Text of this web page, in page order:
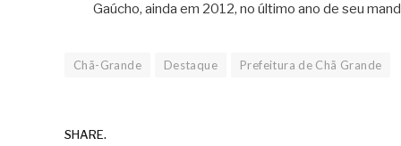
Gaúcho, ainda em 2012, no último ano de seu
Chã-Grande Destaque Prefeitura de Chã Grande
SHARE.